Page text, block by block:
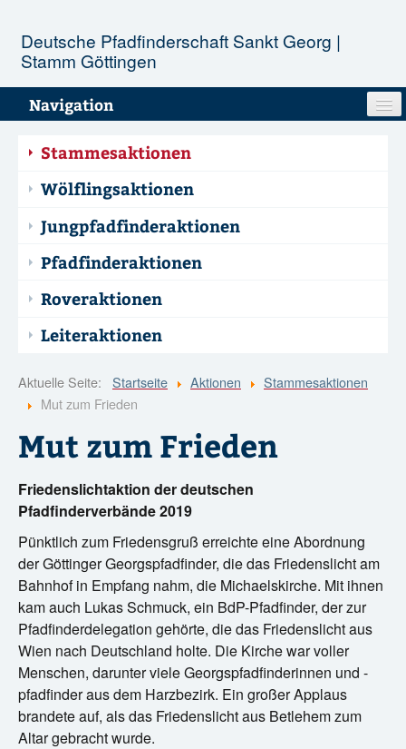
Deutsche Pfadfinderschaft Sankt Georg |
Stamm Göttingen
Navigation
Unser Stamm
Stufen
Aktionen
Infopool
Stammesaktionen
Wölflingsaktionen
Jungpfadfinderaktionen
Pfadfinderaktionen
Roveraktionen
Leiteraktionen
Aktuelle Seite: Startseite Aktionen
Stammesaktionen
Mut zum Frieden
Mut zum Frieden
Friedenslichtaktion der deutschen
Pfadfinderverbände 2019
Pünktlich zum Friedensgruß erreichte eine Abordnung
der Göttinger Georgspfadfinder, die das Friedenslicht am
Bahnhof in Empfang nahm, die Michaelskirche. Mit ihnen
kam auch Lukas Schmuck, ein BdP-Pfadfinder, der zur
Pfadfinderdelegation gehörte, die das Friedenslicht aus
Wien nach Deutschland holte. Die Kirche war voller
Menschen, darunter viele Georgspfadfinderinnen und -
pfadfinder aus dem Harzbezirk. Ein großer Applaus
brandete auf, als das Friedenslicht aus Betlehem zum
Altar gebracht wurde.